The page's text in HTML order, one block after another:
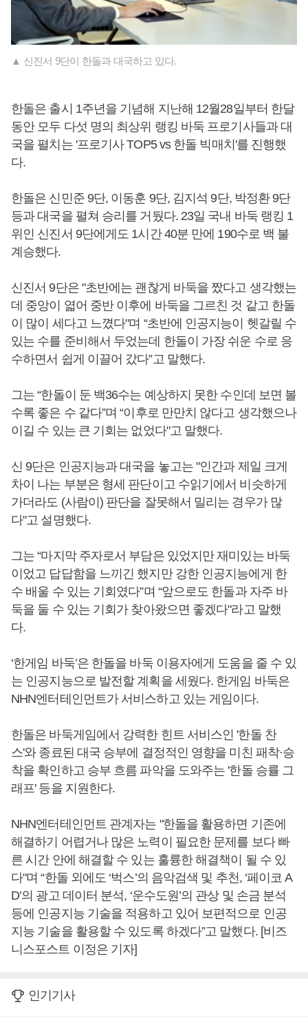
▲ 신진서 9단이 한돌과 대국하고 있다.
한돌은 출시 1주년을 기념해 지난해 12월28일부터 한달
동안 모두 다섯 명의 최상위 랭킹 바둑 프로기사들과 대
국을 펼치는 '프로기사 TOP5 vs 한돌 빅매치'를 진행했
다.
한돌은 신민준 9단, 이동훈 9단, 김지석 9단, 박정환 9단
등과 대국을 펼쳐 승리를 거뒀다. 23일 국내 바둑 랭킹 1
위인 신진서 9단에게도 1시간 40분 만에 190수로 백 불
계승했다.
신진서 9단은 "초반에는 괜찮게 바둑을 짰다고 생각했는
데 중앙이 엷어 중반 이후에 바둑을 그르친 것 같고 한돌
이 많이 세다고 느꼈다"며 “초반에 인공지능이 헷갈릴 수
있는 수를 준비해서 두었는데 한돌이 가장 쉬운 수로 응
수하면서 쉽게 이끌어 갔다”고 말했다.
그는 “한돌이 둔 백36수는 예상하지 못한 수인데 보면 볼
수록 좋은 수 같다”며 “이후로 만만치 않다고 생각했으나
이길 수 있는 큰 기회는 없었다"고 말했다.
신 9단은 인공지능과 대국을 놓고는 "인간과 제일 크게
차이 나는 부분은 형세 판단이고 수읽기에서 비슷하게
가더라도 (사람이) 판단을 잘못해서 밀리는 경우가 많
다"고 설명했다.
그는 “마지막 주자로서 부담은 있었지만 재미있는 바둑
이었고 답답함을 느끼긴 했지만 강한 인공지능에게 한
수 배울 수 있는 기회였다”며 “앞으로도 한돌과 자주 바
둑을 둘 수 있는 기회가 찾아왔으면 좋겠다"라고 말했
다.
‘한게임 바둑’은 한돌을 바둑 이용자에게 도움을 줄 수 있
는 인공지능으로 발전할 계획을 세웠다. 한게임 바둑은
NHN엔터테인먼트가 서비스하고 있는 게임이다.
한돌은 바둑게임에서 강력한 힌트 서비스인 '한돌 찬
스'와 종료된 대국 승부에 결정적인 영향을 미친 패착·승
착을 확인하고 승부 흐름 파악을 도와주는 '한돌 승률 그
래프' 등을 지원한다.
NHN엔터테인먼트 관계자는 "한돌을 활용하면 기존에
해결하기 어렵거나 많은 노력이 필요한 문제를 보다 빠
른 시간 안에 해결할 수 있는 훌륭한 해결책이 될 수 있
다"며 “한돌 외에도 ‘벅스’의 음악검색 및 추천, ‘페이코 A
D’의 광고 데이터 분석, ‘운수도원’의 관상 및 손금 분석
등에 인공지능 기술을 적용하고 있어 보편적으로 인공
지능 기술을 활용할 수 있도록 하겠다”고 말했다. [비즈
니스포스트 이정은 기자]
인기기사